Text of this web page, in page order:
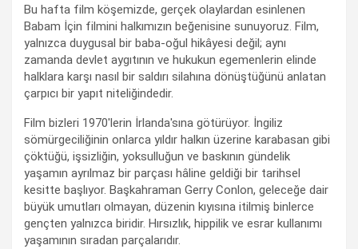
Bu hafta film köşemizde, gerçek olaylardan esinlenen
Babam İçin filmini halkımızın beğenisine sunuyoruz. Film,
yalnızca duygusal bir baba-oğul hikâyesi değil; aynı
zamanda devlet aygıtının ve hukukun egemenlerin elinde
halklara karşı nasıl bir saldırı silahına dönüştüğünü anlatan
çarpıcı bir yapıt niteliğindedir.
Film bizleri 1970'lerin İrlanda'sına götürüyor. İngiliz
sömürgeciliğinin onlarca yıldır halkın üzerine karabasan gibi
çöktüğü, işsizliğin, yoksulluğun ve baskının gündelik
yaşamın ayrılmaz bir parçası hâline geldiği bir tarihsel
kesitte başlıyor. Başkahraman Gerry Conlon, geleceğe dair
büyük umutları olmayan, düzenin kıyısına itilmiş binlerce
gençten yalnızca biridir. Hırsızlık, hippilik ve esrar kullanımı
yaşamının sıradan parçalarıdır.